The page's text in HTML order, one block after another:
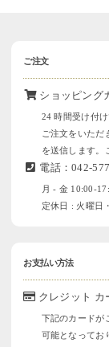
ご注文
ショッピング
24 時間受け付け
ご注文をいただ
を送信します。
電話：042-
月 - 金 10:00-
定休日 : 火曜日
お支払い方法
クレジット カ
下記のカードが
可能となってお